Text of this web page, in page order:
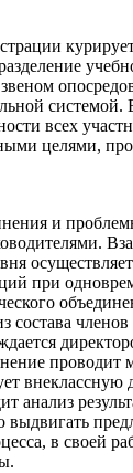
всех
целями,
и
при
состава
проводит
внеклассную
анализ
выдвигать
в своей